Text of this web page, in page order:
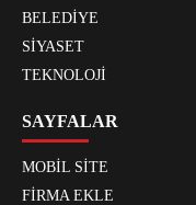
BELEDİYE
SİYASET
TEKNOLOJİ
SAYFALAR
MOBİL SİTE
FİRMA EKLE